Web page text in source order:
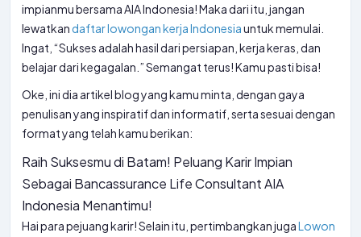
impianmu bersama AIA Indonesia! Maka dari itu, jangan
lewatkan daftar lowongan kerja Indonesiauntuk memulai.
Ingat, “Sukses adalah hasil dari persiapan, kerja keras, dan
belajar dari kegagalan.” Semangat terus! Kamu pasti bisa!
Oke, ini dia artikel blog yang kamu minta, dengan gaya
penulisan yang inspiratif dan informatif, serta sesuai dengan
format yang telah kamu berikan:
Raih Suksesmu di Batam! Peluang Karir Impian
Sebagai Bancassurance Life Consultant AIA
Indonesia Menantimu!
Hai para pejuang karir! Selain itu, pertimbangkan jugaLowon